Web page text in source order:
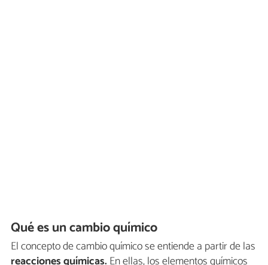
Qué es un cambio químico
El concepto de cambio químico se entiende a partir de las
reacciones químicas.En ellas, los elementos químicos